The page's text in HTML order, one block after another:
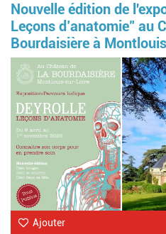
Nouvelle édition de
Leçons d’anatomie" au
Bourdaisière à
Ajouter